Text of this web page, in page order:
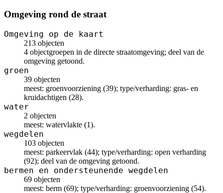
Omgeving rond de straat
Omgeving op de kaart
213 objecten
4 objectgroepen in de directe straatomgeving; deel van de
omgeving getoond.
groen
39 objecten
meest: groenvoorziening (39); type/verharding: gras- en
kruidachtigen (28).
water
2 objecten
meest: watervlakte (1).
wegdelen
103 objecten
meest: parkeervlak (44); type/verharding: open verharding
(92); deel van de omgeving getoond.
bermen en ondersteunende wegdelen
69 objecten
meest: berm (69); type/verharding: groenvoorziening (54).